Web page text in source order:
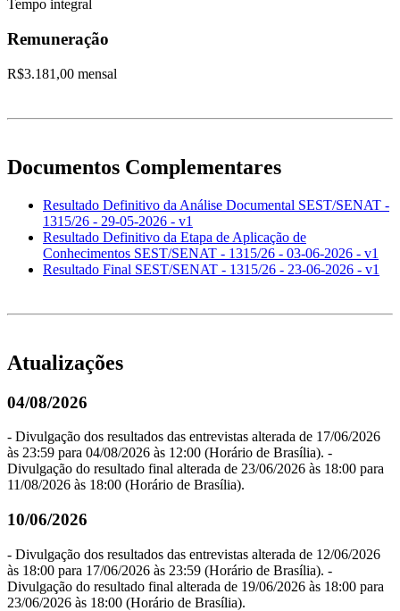
Tempo integral
Remuneração
R$3.181,00 mensal
Documentos Complementares
Resultado Definitivo da Análise Documental SEST/SENAT -
1315/26 - 29-05-2026 - v1
Resultado Definitivo da Etapa de Aplicação de
Conhecimentos SEST/SENAT - 1315/26 - 03-06-2026 - v1
Resultado Final SEST/SENAT - 1315/26 - 23-06-2026 - v1
Atualizações
04/08/2026
- Divulgação dos resultados das entrevistas alterada de 17/06/2026
às 23:59 para 04/08/2026 às 12:00 (Horário de Brasília). -
Divulgação do resultado final alterada de 23/06/2026 às 18:00 para
11/08/2026 às 18:00 (Horário de Brasília).
10/06/2026
- Divulgação dos resultados das entrevistas alterada de 12/06/2026
às 18:00 para 17/06/2026 às 23:59 (Horário de Brasília). -
Divulgação do resultado final alterada de 19/06/2026 às 18:00 para
23/06/2026 às 18:00 (Horário de Brasília).